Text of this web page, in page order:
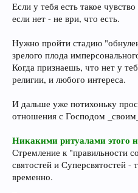
Если у тебя есть такое
если нет - не ври, что есть.
Нужно пройти стадию
зрелого плода
Когда признаешь, что нет у
религии, и любого интереса.
И дальше уже потихоньку
отношения с Господом
Никакими ритуалами этого
Стремление к "правильности
святостей и Суперсвятостей -
временно.